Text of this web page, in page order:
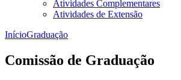
Atividades Complementares
Atividades de Extensão
InícioGraduação
Comissão de Graduação